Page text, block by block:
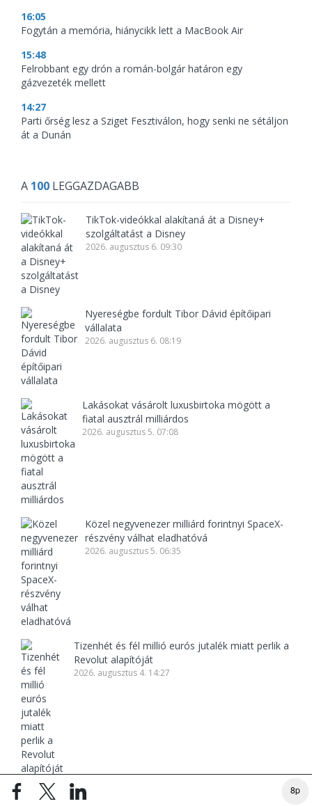
8p
16:05
Fogytán a memória, hiánycikk lett a MacBook Air
15:48
Felrobbant egy drón a román-bolgár határon egy
gázvezeték mellett
14:27
Parti őrség lesz a Sziget Fesztiválon, hogy senki ne sétáljon
át a Dunán
A 100 LEGGAZDAGABB
TikTok-videókkal alakítaná át a Disney+
szolgáltatást a Disney
2026. augusztus 6. 09:30
Nyereségbe fordult Tibor Dávid építőipari
vállalata
2026. augusztus 6. 08:19
Lakásokat vásárolt luxusbirtoka mögött a
fiatal ausztrál milliárdos
2026. augusztus 5. 07:08
Közel negyvenezer milliárd forintnyi SpaceX-
részvény válhat eladhatóvá
2026. augusztus 5. 06:35
Tizenhét és fél millió eurós jutalék miatt perlik a
Revolut alapítóját
2026. augusztus 4. 14:27
TOVÁBBI HÍREK >